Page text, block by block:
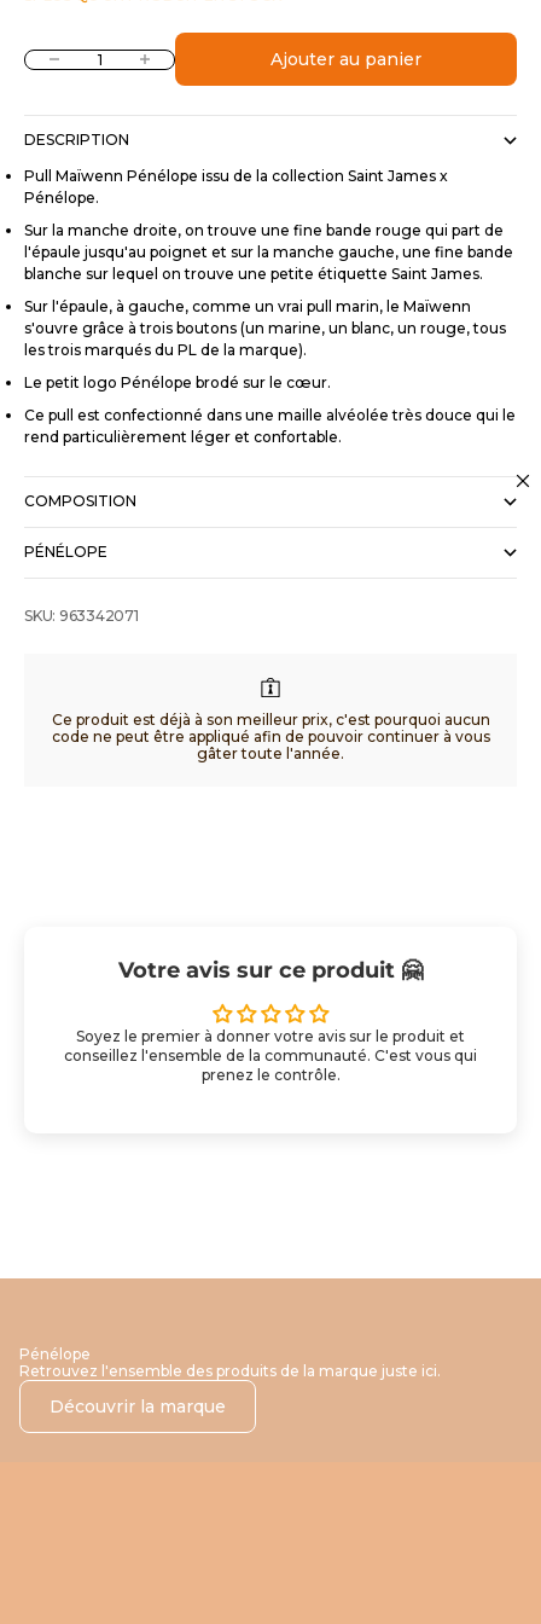
Diminuer la quantitéAugmenter la quantitéAjouter au panier
DESCRIPTION
Pull Maïwenn Pénélope issu de la collection Saint James x
Pénélope.
Sur la manche droite, on trouve une fine bande rouge qui part de
l'épaule jusqu'au poignet et sur la manche gauche, une fine bande
blanche sur lequel on trouve une petite étiquette Saint James.
Sur l'épaule, à gauche, comme un vrai pull marin, le Maïwenn
s'ouvre grâce à trois boutons (un marine, un blanc, un rouge, tous
les trois marqués du PL de la marque).
Le petit logo Pénélope brodé sur le cœur.
Ce pull est confectionné dans une maille alvéolée très douce qui le
rend particulièrement léger et confortable.
COMPOSITION
PÉNÉLOPE
SKU: 963342071
Ce produit est déjà à son meilleur prix, c'est pourquoi aucun
code ne peut être appliqué afin de pouvoir continuer à vous
gâter toute l'année.
Votre avis sur ce produit 🤗
Soyez le premier à donner votre avis sur le produit et
conseillez l'ensemble de la communauté. C'est vous qui
prenez le contrôle.
Pénélope
Retrouvez l'ensemble des produits de la marque juste ici.
Découvrir la marque